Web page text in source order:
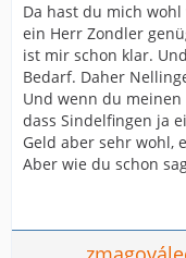
Da hast du mich
ein Herr Zondler
ist mir schon klar.
Bedarf. Daher
Und wenn du
dass Sindelfingen ja
Geld aber sehr wohl,
Aber wie du schon